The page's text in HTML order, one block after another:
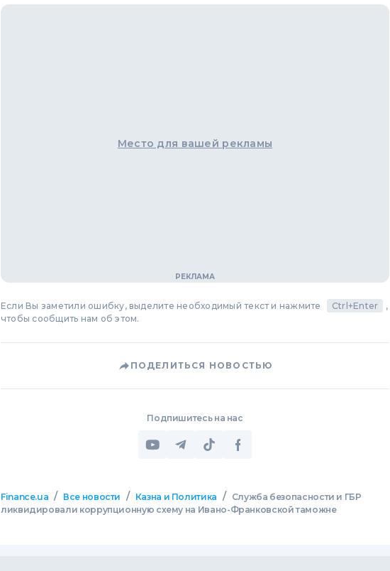
Место для вашей рекламы
Если Вы заметили ошибку, выделите необходимый текст и нажмите Ctrl+Enter
,
чтобы сообщить нам об этом.
ПОДЕЛИТЬСЯ НОВОСТЬЮ
Подпишитесь на нас
Finance.ua / Все новости / Казна и Политика /
Служба безопасности и ГБР
ликвидировали коррупционную схему на Ивано-Франковской таможне